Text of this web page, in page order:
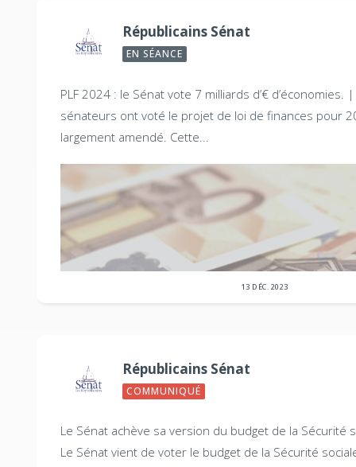
Républicains Sénat
EN SÉANCE
PLF 2024 : le Sénat vote 7 milliards d’€ d’économies.
sénateurs ont voté le projet de loi de finances pour
largement amendé. Cette...
13 DÉC. 2023
Républicains Sénat
COMMUNIQUÉ
Le Sénat achève sa version du budget de la Sécurité
Le Sénat vient de voter le budget de la Sécurité